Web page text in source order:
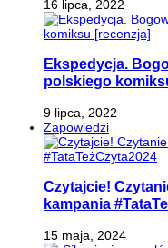
16 lipca, 2022
Ekspedycja.
polskiego
9 lipca, 2022
Zapowiedzi
Czytajcie!
kampania
15 maja, 2024